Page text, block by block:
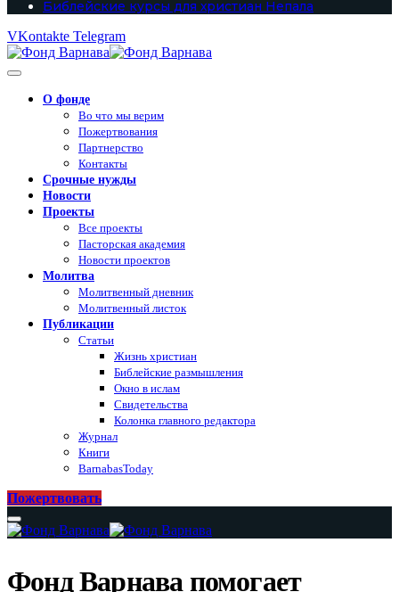
Библейские курсы для христиан Непала
VKontakte Telegram
О фонде
Во что мы верим
Пожертвования
Партнерство
Контакты
Срочные нужды
Новости
Проекты
Все проекты
Пасторская академия
Новости проектов
Молитва
Молитвенный дневник
Молитвенный листок
Публикации
Статьи
Жизнь христиан
Библейские размышления
Окно в ислам
Свидетельства
Колонка главного редактора
Журнал
Книги
BarnabasToday
Пожертвовать
Фонд Варнава помогает